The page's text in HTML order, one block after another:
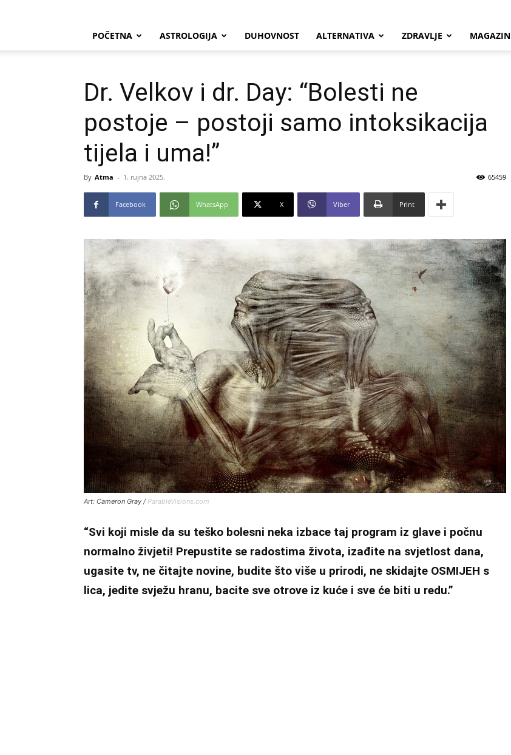
POČETNA ASTROLOGIJA DUHOVNOST ALTERNATIVA ZDRAVLJE MAGAZIN
Dr. Velkov i dr. Day: “Bolesti ne
postoje – postoji samo intoksikacija
tijela i uma!”
By Atma - 1. rujna 2025. 65459
Facebook WhatsApp X Viber Print
Art: Cameron Gray /ParableVisions.com
“Svi koji misle da su teško bolesni neka izbace taj program iz glave i počnu
normalno živjeti! Prepustite se radostima života, izađite na svjetlost dana,
ugasite tv, ne čitajte novine, budite što više u prirodi, ne skidajte OSMIJEH s
lica, jedite svježu hranu, bacite sve otrove iz kuće i sve će biti u redu.”